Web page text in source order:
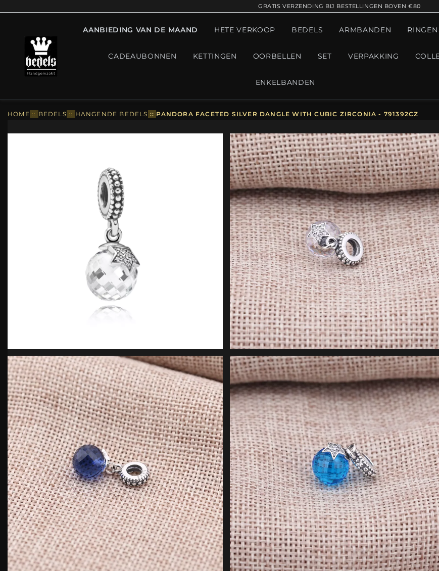
GRATIS VERZENDING BIJ BESTELLINGEN BOVEN €80
AANBIEDING VAN DE MAAND HETE VERKOOP BEDELS ARMBANDEN RINGEN
CADEAUBONNEN KETTINGEN OORBELLEN SET VERPAKKING
ENKELBANDEN
HOME :: BEDELS :: HANGENDE BEDELS :: PANDORA FACETED SILVER DANGLE WITH CUBIC ZIRCONIA - 791392CZ